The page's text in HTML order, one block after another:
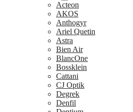
Acteon
AKOS
Anthogyr
Ariel Quetin
Astra
Bien Air
BlancOne
Bossklein
Cattani
CJ Optik
Degrek
Denfil